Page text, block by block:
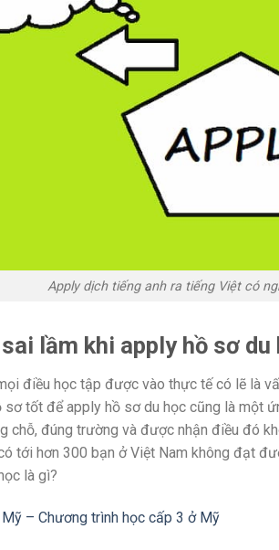
Apply dịch tiếng anh ra tiếng Việt có
lầm khi apply hồ sơ du
điều học tập được vào thực tế có lẽ là
tốt để apply hồ sơ du học cũng là một
chỗ, đúng trường và được nhận điều đó
tới hơn 300 bạn ở Việt Nam không đạt
là gì?
– Chương trình học cấp 3 ở Mỹ